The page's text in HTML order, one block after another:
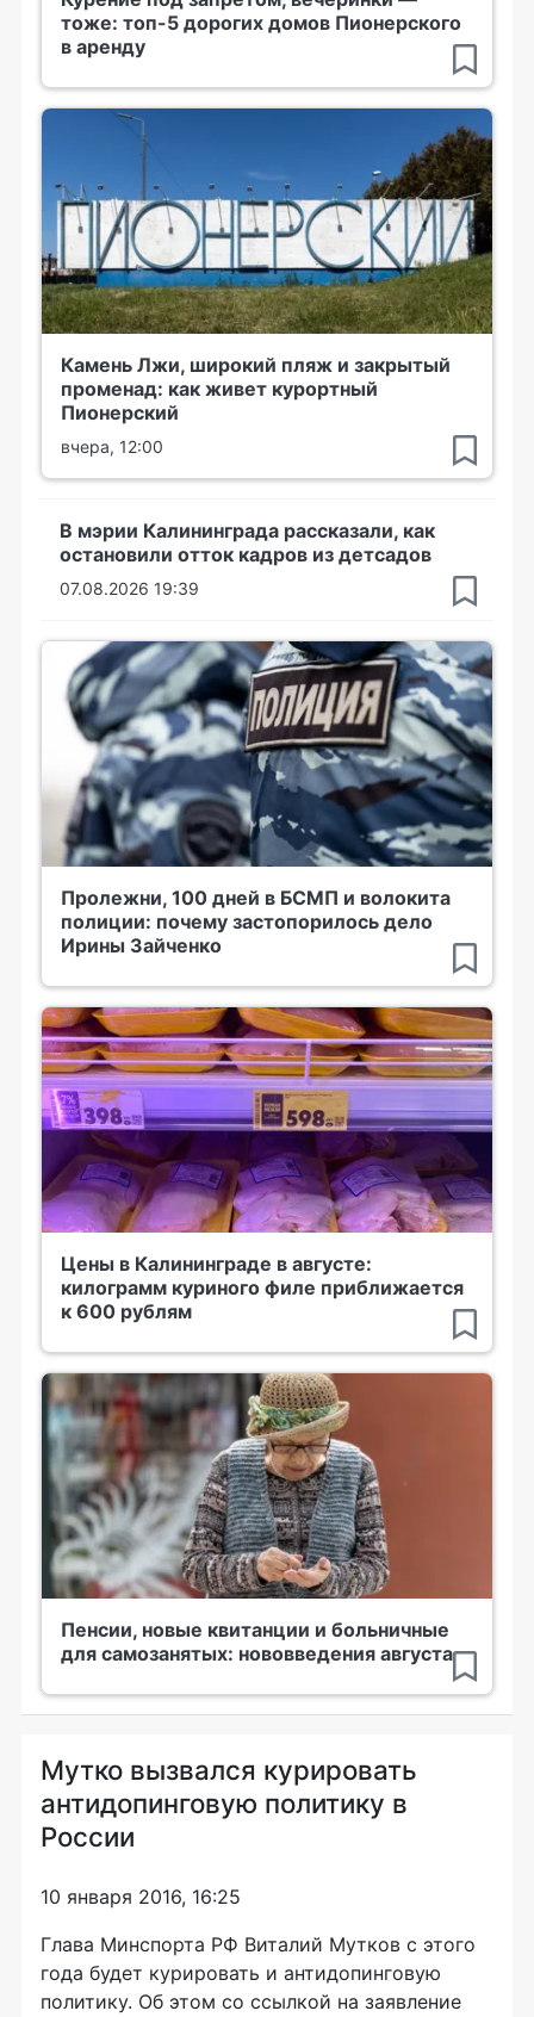
тоже: топ-5 дорогих домов Пионерского
в аренду
Камень Лжи, широкий пляж и закрытый
променад: как живет курортный
Пионерский
вчера, 12:00
В мэрии Калининграда рассказали, как
остановили отток кадров из детсадов
07.08.2026 19:39
Пролежни, 100 дней в БСМП и волокита
полиции: почему застопорилось дело
Ирины Зайченко
Цены в Калининграде в августе:
килограмм куриного филе приближается
к 600 рублям
Пенсии, новые квитанции и больничные
для самозанятых: нововведения августа
Мутко вызвался курировать
антидопинговую политику в
России
10 января 2016, 16:25
Глава Минспорта РФ Виталий Мутков с этого
года будет курировать и антидопинговую
политику. Об этом со ссылкой на заявление